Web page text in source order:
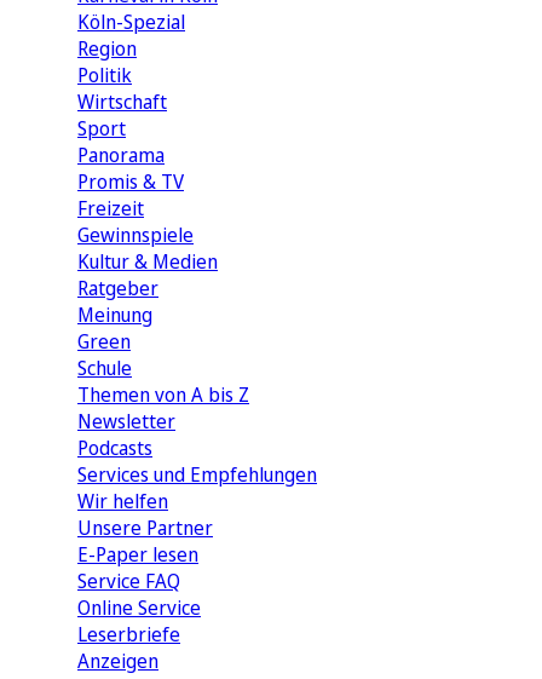
Köln-Spezial
Region
Politik
Wirtschaft
Sport
Panorama
Promis & TV
Freizeit
Gewinnspiele
Kultur & Medien
Ratgeber
Meinung
Green
Schule
Themen von A bis Z
Newsletter
Podcasts
Services und Empfehlungen
Wir helfen
Unsere Partner
E-Paper lesen
Service FAQ
Online Service
Leserbriefe
Anzeigen